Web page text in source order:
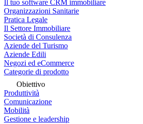
Il tuo software CRM immobiliare
Organizzazioni Sanitarie
Pratica Legale
Il Settore Immobiliare
Società di Consulenza
Aziende del Turismo
Aziende Edili
Negozi ed eCommerce
Categorie di prodotto
Obiettivo
Produttività
Comunicazione
Mobilità
Gestione e leadership